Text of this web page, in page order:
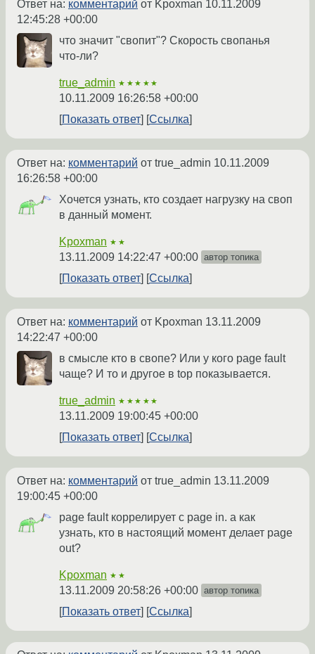
Ответ на: комментарий от Kpoxman 10.11.2009
12:45:28 +00:00
что значит "свопит"? Скорость свопанья
что-ли?
true_admin ★★★★★
10.11.2009 16:26:58 +00:00
Показать ответ
Ссылка
Ответ на: комментарий от true_admin 10.11.2009
16:26:58 +00:00
Хочется узнать, кто создает нагрузку на своп
в данный момент.
Kpoxman ★★
13.11.2009 14:22:47 +00:00 автор топика
Показать ответ Ссылка
Ответ на: комментарий от Kpoxman 13.11.2009
14:22:47 +00:00
в смысле кто в свопе? Или у кого page fault
чаще? И то и другое в top показывается.
true_admin ★★★★★
13.11.2009 19:00:45 +00:00
Показать ответ
Ссылка
Ответ на: комментарий от true_admin 13.11.2009
19:00:45 +00:00
page fault коррелирует с page in. а как
узнать, кто в настоящий момент делает page
out?
Kpoxman ★★
13.11.2009 20:58:26 +00:00 автор топика
Показать ответ Ссылка